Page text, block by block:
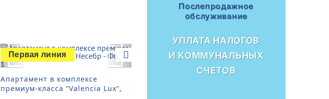
Previous Next
Первая линия
Апартамент в комплексе
премиум-класса “Valencia Lux”,
Послепродажное
обслуживание
УПЛАТА НАЛОГОВ
И КОММУНАЛЬНЫХ
СЧЕТОВ